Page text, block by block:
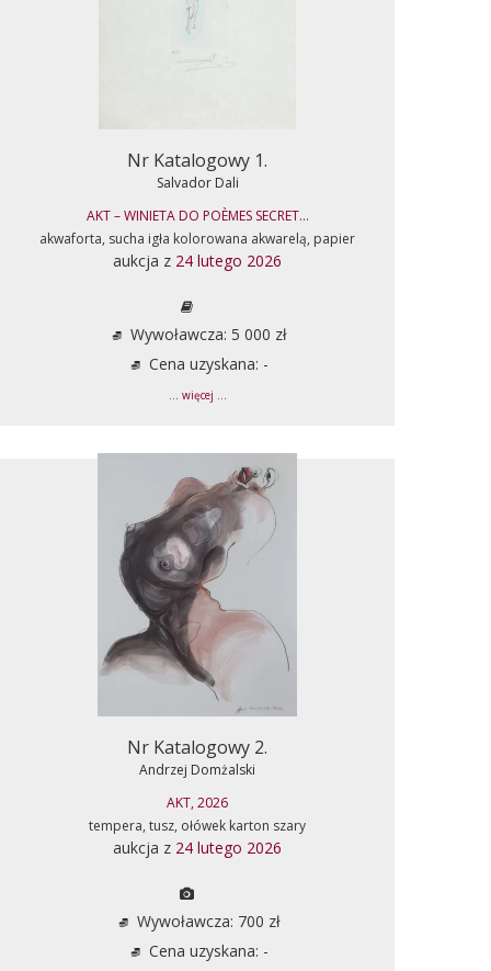
Nr Katalogowy 1.
Salvador Dali
AKT – WINIETA DO POÈMES SECRET...
akwaforta, sucha igła kolorowana akwarelą, papier
aukcja z 24 lutego 2026
Wywoławcza: 5 000 zł
Cena uzyskana: -
... więcej ...
Nr Katalogowy 2.
Andrzej Domżalski
AKT, 2026
tempera, tusz, ołówek karton szary
aukcja z 24 lutego 2026
Wywoławcza: 700 zł
Cena uzyskana: -